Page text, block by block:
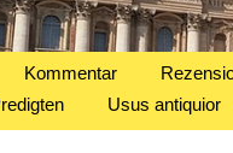
Kommentar
Usus antiquior